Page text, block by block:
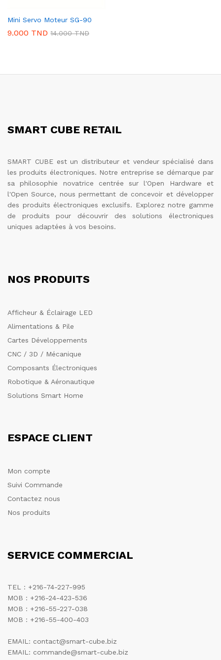
Mini Servo Moteur SG-90
9.000 TND 14.000TND
SMART CUBE RETAIL
SMART CUBE est un distributeur et vendeur spécialisé dans
les produits électroniques. Notre entreprise se démarque par
sa philosophie novatrice centrée sur l'Open Hardware et
l'Open Source, nous permettant de concevoir et développer
des produits électroniques exclusifs. Explorez notre gamme
de produits pour découvrir des solutions électroniques
uniques adaptées à vos besoins.
NOS PRODUITS
Afficheur & Éclairage LED
Alimentations & Pile
Cartes Développements
CNC / 3D / Mécanique
Composants Électroniques
Robotique & Aéronautique
Solutions Smart Home
ESPACE CLIENT
Mon compte
Suivi Commande
Contactez nous
Nos produits
SERVICE COMMERCIAL
TEL : +216-74-227-995
MOB : +216-24-423-536
MOB : +216-55-227-038
MOB : +216-55-400-403
EMAIL: contact@smart-cube.biz
EMAIL: commande@smart-cube.biz